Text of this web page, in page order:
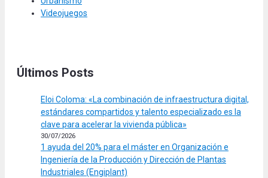
Videojuegos
Últimos Posts
Eloi Coloma: «La combinación de infraestructura digital,
estándares compartidos y talento especializado es la
clave para acelerar la vivienda pública»
30/07/2026
1 ayuda del 20% para el máster en Organización e
Ingeniería de la Producción y Dirección de Plantas
Industriales (Engiplant)